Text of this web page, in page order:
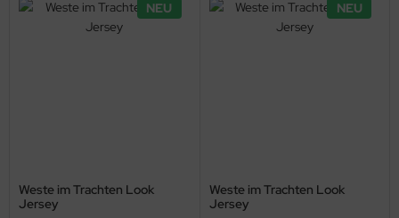
NEU
Weste im Trachten Look
Jersey
NEU
Weste im Trachten Look
Jersey